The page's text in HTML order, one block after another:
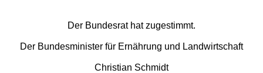
Der Bundesrat hat zugestimmt.
Der Bundesminister für Ernährung und Landwirtschaft
Christian Schmidt